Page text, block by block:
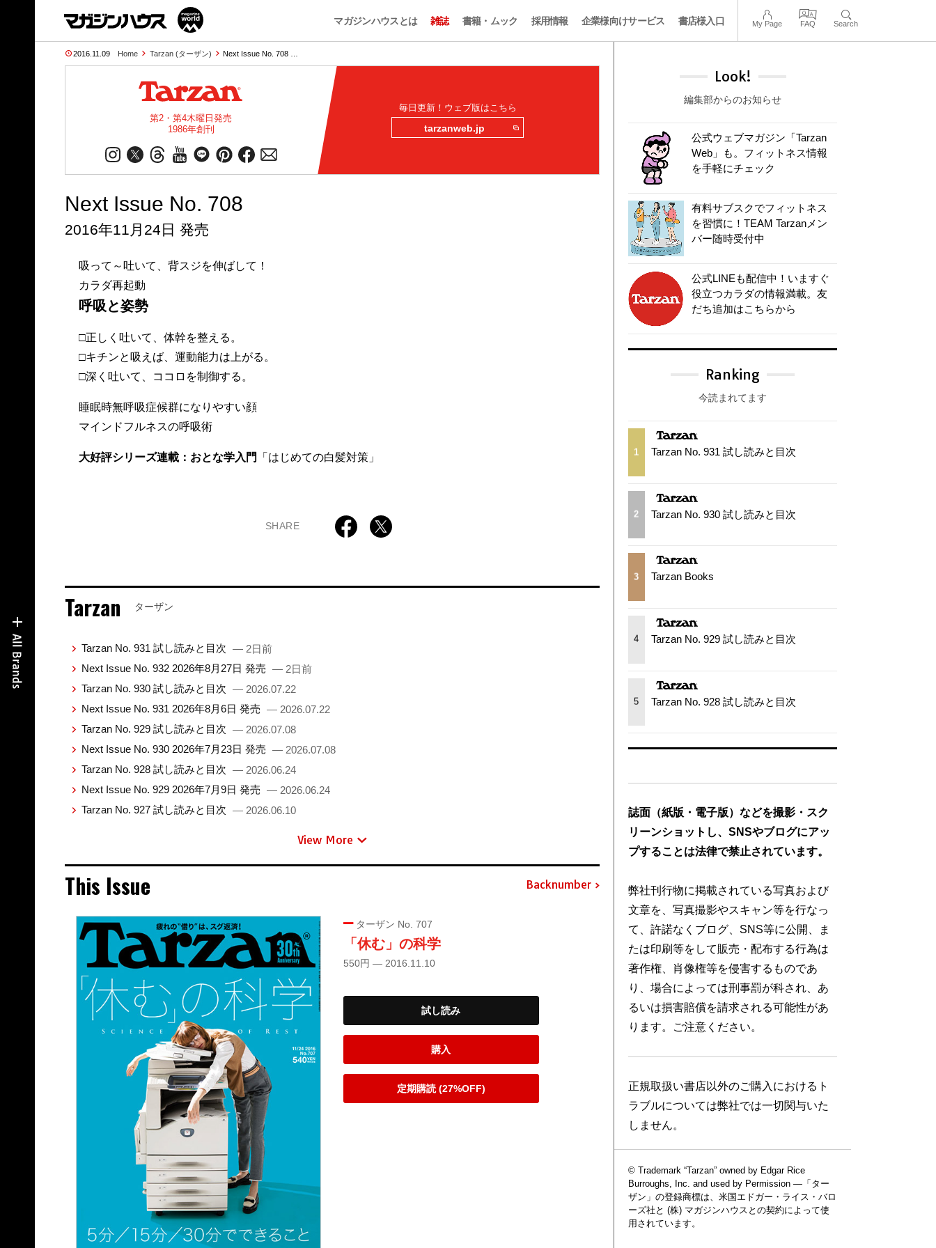
マガジンハウスとは 雑誌 書籍・ムック 採用情報 企業様向けサービス 書店様入口 My Page FAQ Search
2016.11.09 Home Tarzan (ターザン) Next Issue No. 708 …
第2・第4木曜日発売
1986年創刊
毎日更新！ウェブ版はこちら
tarzanweb.jp
Next Issue No. 708
2016年11月24日 発売
吸って～吐いて、背スジを伸ばして！
カラダ再起動
呼吸と姿勢
□正しく吐いて、体幹を整える。
□キチンと吸えば、運動能力は上がる。
□深く吐いて、ココロを制御する。
睡眠時無呼吸症候群になりやすい顔
マインドフルネスの呼吸術
大好評シリーズ連載：おとな学入門 「はじめての白髪対策」
SHARE
Tarzan ターザン
Tarzan No. 931 試し読みと目次 — 2日前
Next Issue No. 932 2026年8月27日 発売 — 2日前
Tarzan No. 930 試し読みと目次 — 2026.07.22
Next Issue No. 931 2026年8月6日 発売 — 2026.07.22
Tarzan No. 929 試し読みと目次 — 2026.07.08
Next Issue No. 930 2026年7月23日 発売 — 2026.07.08
Tarzan No. 928 試し読みと目次 — 2026.06.24
Next Issue No. 929 2026年7月9日 発売 — 2026.06.24
Tarzan No. 927 試し読みと目次 — 2026.06.10
View More
This Issue Backnumber
ターザン No. 707
「休む」の科学
550円 — 2016.11.10
試し読み
購入
定期購読 (27%OFF)
Look!
編集部からのお知らせ
公式ウェブマガジン「Tarzan
Web」も。フィットネス情報
を手軽にチェック
有料サブスクでフィットネス
を習慣に！TEAM Tarzanメン
バー随時受付中
公式LINEも配信中！いますぐ
役立つカラダの情報満載。友
だち追加はこちらから
Ranking
今読まれてます
1 Tarzan No. 931 試し読みと目次
2 Tarzan No. 930 試し読みと目次
3 Tarzan Books
4 Tarzan No. 929 試し読みと目次
5 Tarzan No. 928 試し読みと目次
誌面（紙版・電子版）などを撮影・スク
リーンショットし、SNSやブログにアッ
プすることは法律で禁止されています。
弊社刊行物に掲載されている写真および
文章を、写真撮影やスキャン等を行なっ
て、許諾なくブログ、SNS等に公開、ま
たは印刷等をして販売・配布する行為は
著作権、肖像権等を侵害するものであ
り、場合によっては刑事罰が科され、あ
るいは損害賠償を請求される可能性があ
ります。ご注意ください。
正規取扱い書店以外のご購入におけるト
ラブルについては弊社では一切関与いた
しません。
© Trademark “Tarzan” owned by Edgar Rice
Burroughs, Inc. and used by Permission —「ター
ザン」の登録商標は、米国エドガー・ライス・バロ
ーズ社と (株) マガジンハウスとの契約によって使
用されています。